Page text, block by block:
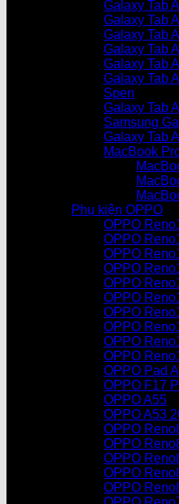
Galaxy Tab
Galaxy Tab
Galaxy Tab
Galaxy Tab
Galaxy Tab
Galaxy Tab
Spen
Galaxy Tab
Samsung
Galaxy Tab
MacBook
Phụ kiện OPPO
OPPO
OPPO
OPPO
OPPO
OPPO
OPPO
OPPO
OPPO
OPPO
OPPO
OPPO Pad
OPPO F17
OPPO A55
OPPO A53
OPPO
OPPO
OPPO
OPPO
OPPO